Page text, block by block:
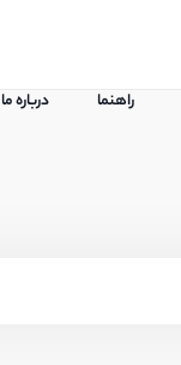
راهنما درباره ما